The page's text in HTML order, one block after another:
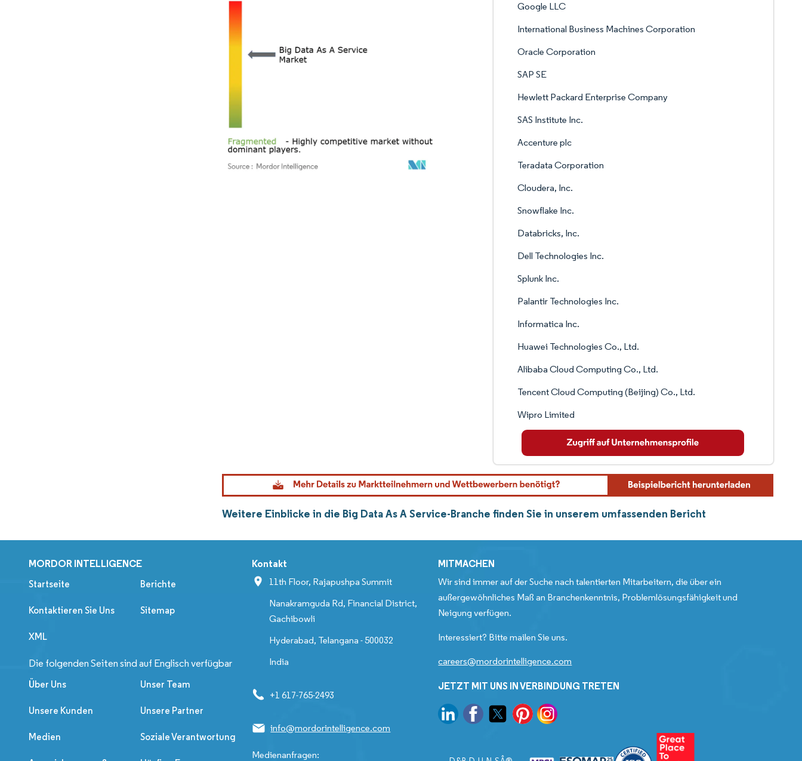
Google LLC
International Business Machines Corporation
Oracle Corporation
SAP SE
Hewlett Packard Enterprise Company
SAS Institute Inc.
Accenture plc
Teradata Corporation
Cloudera, Inc.
Snowflake Inc.
Databricks, Inc.
Dell Technologies Inc.
Splunk Inc.
Palantir Technologies Inc.
Informatica Inc.
Huawei Technologies Co., Ltd.
Alibaba Cloud Computing Co., Ltd.
Tencent Cloud Computing (Beijing) Co., Ltd.
Wipro Limited
Weitere Einblicke in die Big Data As A Service-Branche finden Sie in unserem umfassenden Bericht
MORDOR INTELLIGENCE
Startseite Berichte
Kontaktieren Sie Uns Sitemap
XML
Die folgenden Seiten sind auf Englisch verfügbar
Über Uns Unser Team
Unsere Kunden Unsere Partner
Medien Soziale Verantwortung
Kontakt
11th Floor, Rajapushpa Summit
Nanakramguda Rd, Financial District,
Gachibowli
Hyderabad, Telangana - 500032
India
+1 617-765-2493
info@mordorintelligence.com
Medienanfragen:
MITMACHEN
Wir sind immer auf der Suche nach talentierten Mitarbeitern, die über ein
außergewöhnliches Maß an Branchenkenntnis, Problemlösungsfähigkeit und
Neigung verfügen.
Interessiert? Bitte mailen Sie uns.
careers@mordorintelligence.com
JETZT MIT UNS IN VERBINDUNG TRETEN